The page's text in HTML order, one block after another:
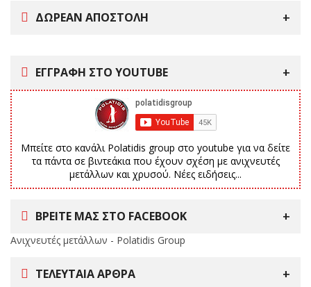
ΔΩΡΕΑΝ ΑΠΟΣΤΟΛΗ
ΕΓΓΡΑΦΗ ΣΤΟ YOUTUBE
Μπείτε στο κανάλι Polatidis group στο youtube για να δείτε
τα πάντα σε βιντεάκια που έχουν σχέση με ανιχνευτές
μετάλλων και χρυσού. Νέες ειδήσεις...
ΒΡΕΙΤΕ ΜΑΣ ΣΤΟ FACEBOOK
Ανιχνευτές μετάλλων - Polatidis Group
ΤΕΛΕΥΤΑΊΑ ΆΡΘΡΑ